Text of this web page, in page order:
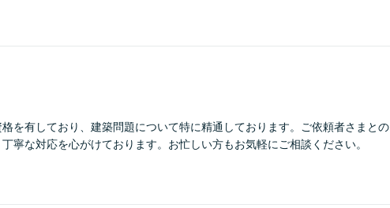
格を有しており、建築問題について特に精通しております。ご依頼者さまとの
寧な対応を心がけております。お忙しい方もお気軽にご相談ください。